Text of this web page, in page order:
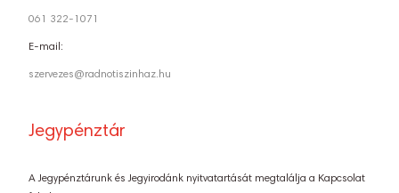
061 322-1071
E-mail:
szervezes@radnotiszinhaz.hu
Jegypénztár
A Jegypénztárunk és Jegyirodánk nyitvatartását megtalálja a Kapcsolat